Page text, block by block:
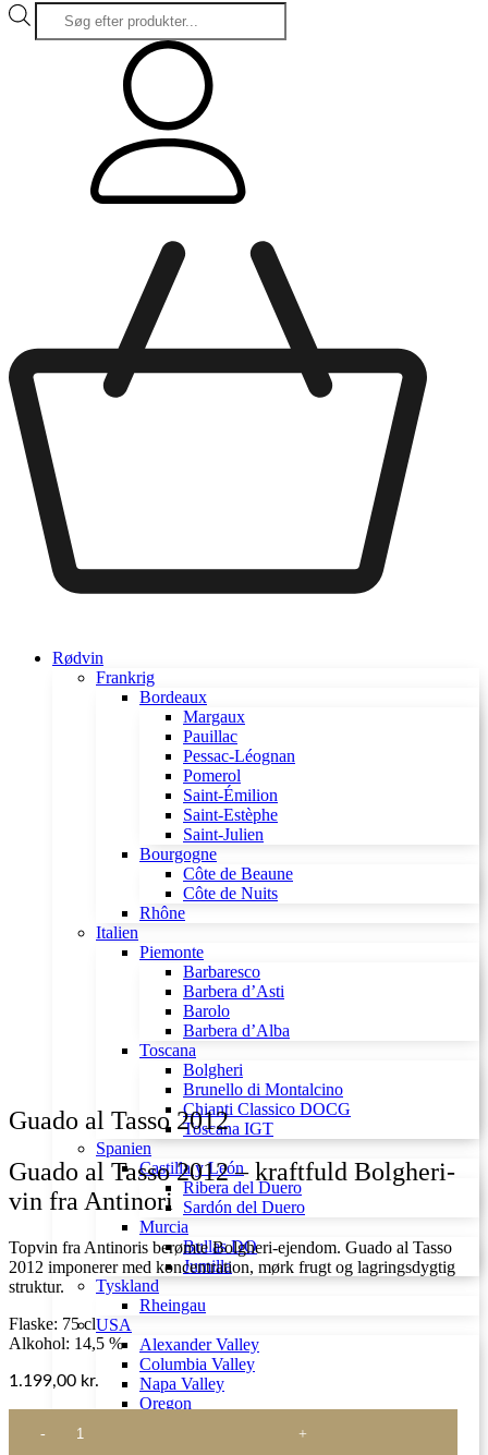
Products
search
Rødvin
Frankrig
Bordeaux
Margaux
Pauillac
Pessac-Léognan
Pomerol
Saint-Émilion
Saint-Estèphe
Saint-Julien
Bourgogne
Côte de Beaune
Côte de Nuits
Rhône
Italien
Piemonte
Barbaresco
Barbera d’Asti
Barolo
Barbera d’Alba
Toscana
Bolgheri
Brunello di Montalcino
Chianti Classico DOCG
Toscana IGT
Spanien
Castilla y León
Ribera del Duero
Sardón del Duero
Murcia
Bullas DO
Jumilla
Tyskland
Rheingau
USA
Alexander Valley
Columbia Valley
Napa Valley
Oregon
Guado al Tasso 2012
Guado al Tasso 2012 – kraftfuld Bolgheri-
vin fra Antinori
Topvin fra Antinoris berømte Bolgheri-ejendom. Guado al Tasso
2012 imponerer med koncentration, mørk frugt og lagringsdygtig
struktur.
Flaske: 75 cl
Alkohol: 14,5 %
1.199,00 kr.